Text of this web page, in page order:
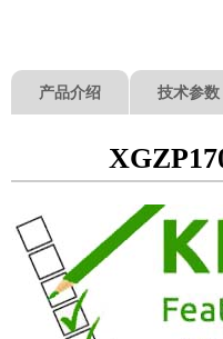
产品介绍 技术参数